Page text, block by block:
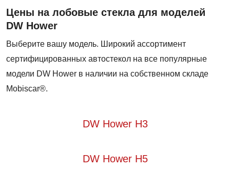
Цены на лобовые стекла для моделей
DW Hower
Выберите вашу модель. Широкий ассортимент
сертифицированных автостекол на все популярные
модели DW Hower в наличии на собственном складе
Mobiscar®.
DW Hower H3
DW Hower H5